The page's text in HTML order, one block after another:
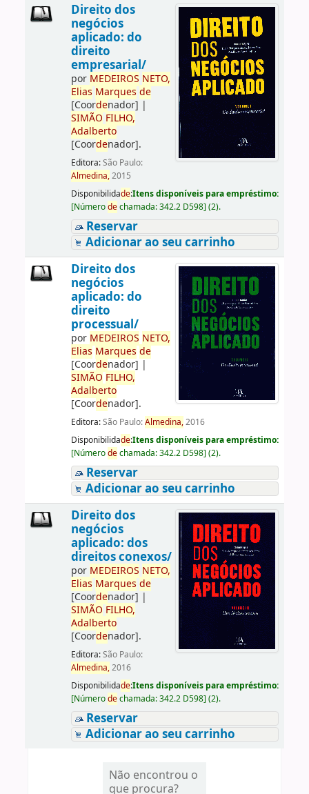
Direito dos
negócios
aplicado: do
direito
empresarial/
por MEDEIROS NETO,
Elias Marques de
[Coordenador] |
SIMÃO FILHO,
Adalberto
[Coordenador].
Editora:São Paulo:
Almedina,2015
Disponibilidade:Itens disponíveis para empréstimo:
[Númerodechamada:342.2 D598] (2).
Reservar
Adicionar ao seu carrinho
Direito dos
negócios
aplicado: do
direito
processual/
por MEDEIROS NETO,
Elias Marques de
[Coordenador] |
SIMÃO FILHO,
Adalberto
[Coordenador].
Editora:São Paulo:Almedina,2016
Disponibilidade:Itens disponíveis para empréstimo:
[Númerodechamada:342.2 D598] (2).
Reservar
Adicionar ao seu carrinho
Direito dos
negócios
aplicado: dos
direitos conexos/
por MEDEIROS NETO,
Elias Marques de
[Coordenador] |
SIMÃO FILHO,
Adalberto
[Coordenador].
Editora:São Paulo:
Almedina,2016
Disponibilidade:Itens disponíveis para empréstimo:
[Númerodechamada:342.2 D598] (2).
Reservar
Adicionar ao seu carrinho
Não encontrou o
que procura?